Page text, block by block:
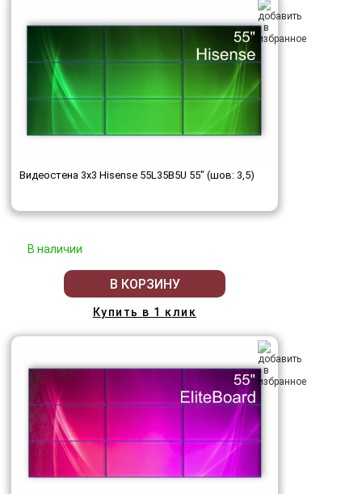
Видеостена 3x3 Hisense 55L35B5U 55" (шов: 3,5)
В наличии
В КОРЗИНУ
Купить в 1 клик